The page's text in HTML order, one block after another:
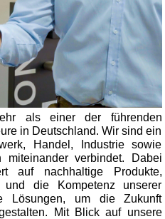
als einer der führenden
in Deutschland. Wir sind ein
Handel, Industrie sowie
miteinander verbindet. Dabei
auf nachhaltige Produkte,
und die Kompetenz unserer
Lösungen, um die Zukunft
Mit Blick auf unsere